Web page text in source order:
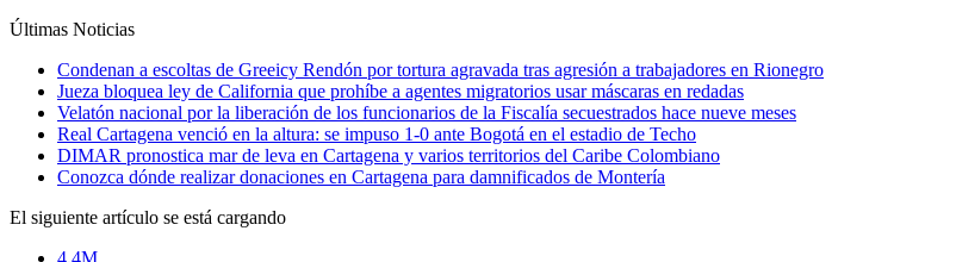
Últimas Noticias
Condenan a escoltas de Greeicy Rendón por tortura agravada tras agresión a trabajadores en Rionegro
Jueza bloquea ley de California que prohíbe a agentes migratorios usar máscaras en redadas
Velatón nacional por la liberación de los funcionarios de la Fiscalía secuestrados hace nueve meses
Real Cartagena venció en la altura: se impuso 1-0 ante Bogotá en el estadio de Techo
DIMAR pronostica mar de leva en Cartagena y varios territorios del Caribe Colombiano
Conozca dónde realizar donaciones en Cartagena para damnificados de Montería
El siguiente artículo se está cargando
4.4M